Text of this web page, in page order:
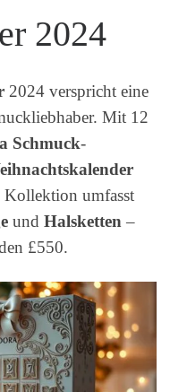
2024
2024 verspricht eine
Mit 12
Schmuck-
Kollektion umfasst
und Halsketten –
£550.